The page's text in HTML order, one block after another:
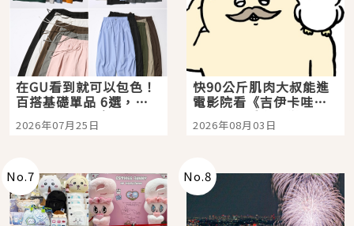
在GU看到就可以包色！
百搭基礎單品 6選，閉
眼全收也不心疼
2026年07月25日
快90公斤肌肉大叔能進
電影院看《吉伊卡哇》
嗎？日本重金屬樂團
「打首」會長與nagano
2026年08月03日
No.7 No.8